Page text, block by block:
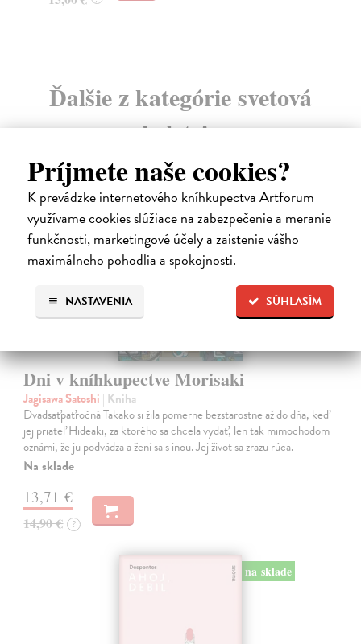
Príjmete naše cookies?
K prevádzke internetového kníhkupectva Artforum
využívame cookies slúžiace na zabezpečenie a meranie
funkčnosti, marketingové účely a zaistenie vášho
maximálneho pohodlia a spokojnosti.
SÚHLASÍM
NASTAVENIA
Ďalšie z kategórie svetová
beletria
na sklade
novinka
Dni v kníhkupectve Morisaki
Jagisawa Satoshi | Kniha
Dvadsaťpäťročná Takako si žila pomerne bezstarostne až do dňa, keď
jej priateľ Hideaki, za ktorého sa chcela vydať, len tak mimochodom
oznámi, že ju podvádza a žení sa s inou. Jej život sa zrazu rúca.
Na sklade
13,71 €
14,90 € ?
na sklade